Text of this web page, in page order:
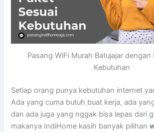
Pasang WiFi Murah Batujajar dengan
Kebutuhan
Setiap orang punya kebutuhan internet
Ada yang cuma butuh buat kerja, ada
dan ada juga yang nggak bisa lepas dari
makanya IndiHome kasih banyak pilihan